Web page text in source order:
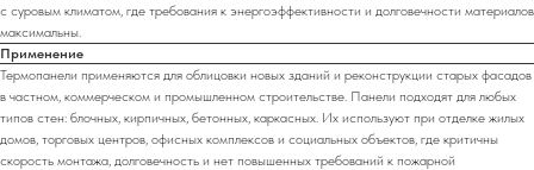
с суровым климатом, где требования к энергоэффективности и долговечности материалов
максимальны.
Применение
Термопанели применяются для облицовки новых зданий и реконструкции старых фасадов
в частном, коммерческом и промышленном строительстве. Панели подходят для любых
типов стен: блочных, кирпичных, бетонных, каркасных. Их используют при отделке жилых
домов, торговых центров, офисных комплексов и социальных объектов, где критичны
скорость монтажа, долговечность и нет повышенных требований к пожарной